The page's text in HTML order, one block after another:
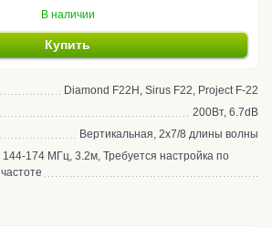
В наличии
Купить
Diamond F22H, Sirus F22, Project F-22
200Вт, 6.7dB
Вертикальная, 2x7/8 длины волны
144-174 МГц, 3.2м, Требуется настройка по
частоте